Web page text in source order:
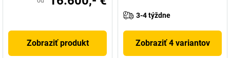
Zobraziť produkt
3-4 týždne
Zobraziť 4 variantov